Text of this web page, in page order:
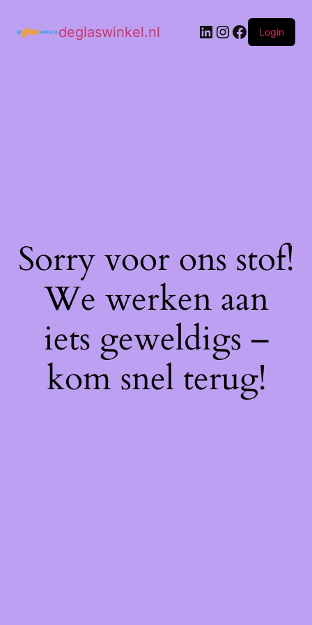
deglaswinkel.nl Login
Sorry voor ons stof!
We werken aan
iets geweldigs –
kom snel terug!